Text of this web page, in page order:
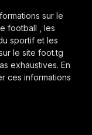
sur le
football , les
sportif et les
le site foot.tg
exhaustives. En
ces informations